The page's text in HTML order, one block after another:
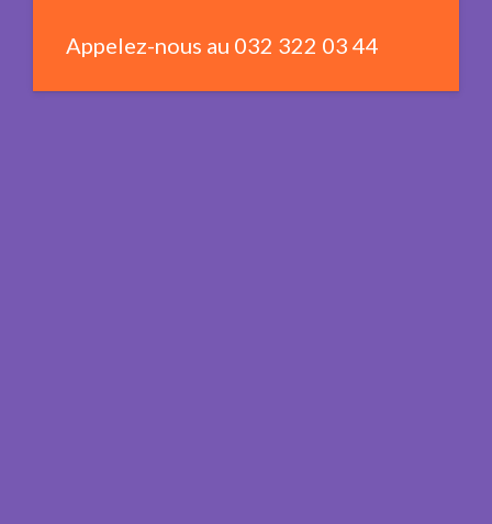
Appelez-nous au 032 322 03 44